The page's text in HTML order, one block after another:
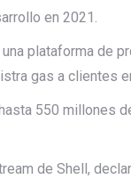
en 2021.
plataforma de
gas a clientes
550 millones
de Shell,